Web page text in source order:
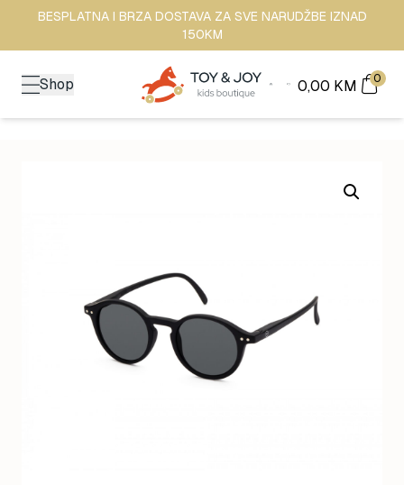
BESPLATNA I BRZA DOSTAVA ZA SVE NARUDŽBE IZNAD
150KM
Shop 0,00 KM 0